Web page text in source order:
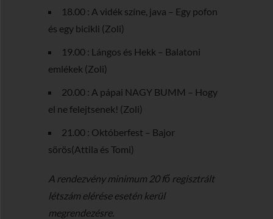
18.00 : A vidék színe, java – Egy pofon
és egy bicikli (Zoli)
19.00 : Lángos és Hekk – Balatoni
emlékek (Zoli)
20.00 : A pápai NAGY BUMM – Hogy
el ne felejtsenek! (Zoli)
21.00 : Októberfest – Bajor
sörös(Attila és Tomi)
A rendezvény minimum 20 fő regisztrált
létszám elérése esetén kerül
megrendezésre.